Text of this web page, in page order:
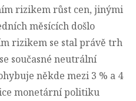
rizikem růst cen, jinými
měsících došlo
rizikem se stal právě trh
současné neutrální
někde mezi 3 % a 4
monetární politiku